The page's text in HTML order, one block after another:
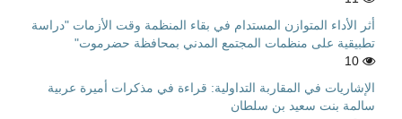
أثر الأداء المتوازن المستدام في بقاء المنظمة وقت الأزمات "دراسة
تطبيقية على منظمات المجتمع المدني بمحافظة حضرموت"
الإشاريات في المقاربة التداولية: قراءة في مذكرات أميرة عربية
سالمة بنت سعيد بن سلطان